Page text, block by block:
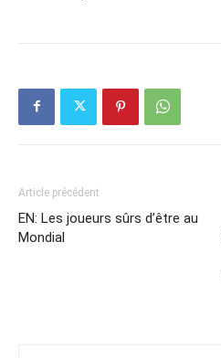
Article précédent
EN: Les joueurs sûrs d’être au
Mondial